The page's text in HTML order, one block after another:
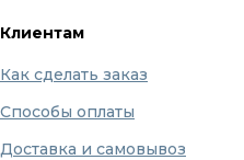
Клиентам
Как сделать заказ
Способы оплаты
Доставка и самовывоз